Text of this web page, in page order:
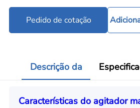
Pedido de cotação
Descrição da
Características do agitador